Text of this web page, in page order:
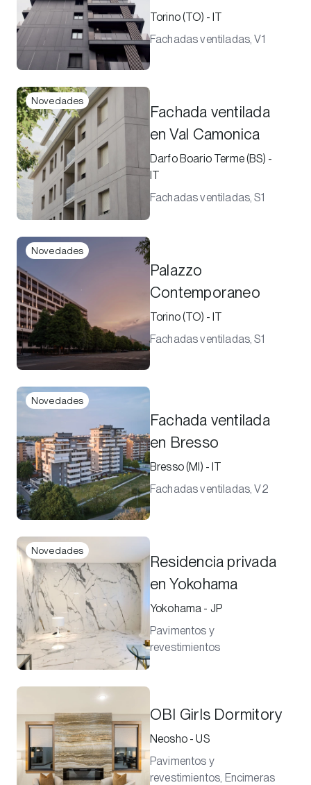
Torino (TO) - IT
Fachadas ventiladas, V1
Novedades
Fachada ventilada
en Val Camonica
Darfo Boario Terme (BS) -
IT
Fachadas ventiladas, S1
Novedades
Palazzo
Contemporaneo
Torino (TO) - IT
Fachadas ventiladas, S1
Novedades
Fachada ventilada
en Bresso
Bresso (MI) - IT
Fachadas ventiladas, V2
Novedades
Residencia privada
en Yokohama
Yokohama - JP
Pavimentos y
revestimientos
OBI Girls Dormitory
Neosho - US
Pavimentos y
revestimientos, Encimeras